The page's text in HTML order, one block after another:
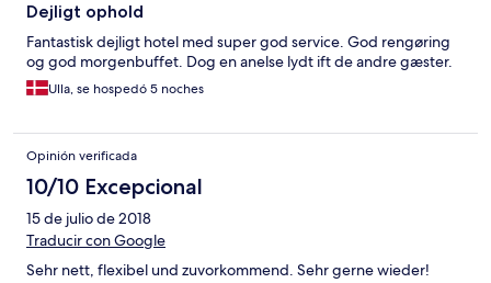
Dejligt ophold
Fantastisk dejligt hotel med super god service. God rengøring
og god morgenbuffet. Dog en anelse lydt ift de andre gæster.
Ulla, se hospedó 5 noches
Opinión verificada
10/10 Excepcional
15 de julio de 2018
Traducir con Google
Sehr nett, flexibel und zuvorkommend. Sehr gerne wieder!